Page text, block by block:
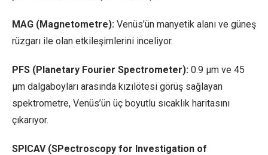
MAG (Magnetometre): Venüs’ün manyetik alanı ve güneş
rüzgarı ile olan etkileşimlerini inceliyor.
PFS (Planetary Fourier Spectrometer): 0.9 µm ve 45
µm dalgaboyları arasında kızılötesi görüş sağlayan
spektrometre, Venüs’ün üç boyutlu sıcaklık haritasını
çıkarıyor.
SPICAV (SPectroscopy for Investigation of